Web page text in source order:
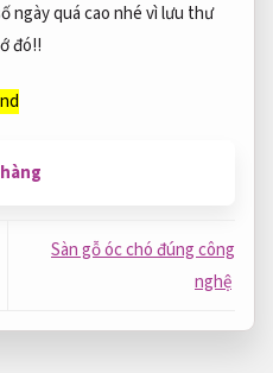
ngày quá cao nhé vì lưu thư
đó!!
Sàn gỗ óc chó đúng công
nghệ